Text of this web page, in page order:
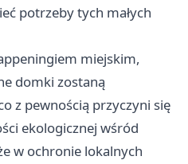
potrzeby tych małych
miejskim,
domki zostaną
z pewnością przyczyni się
ekologicznej wśród
w ochronie lokalnych